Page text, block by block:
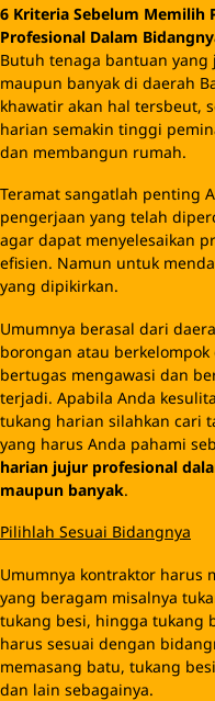
6 Kriteria Sebelum Memilih
Profesional Dalam
Butuh tenaga bantuan
maupun banyak di daerah
khawatir akan hal tersbeut,
harian semakin tinggi
dan membangun rumah.
Teramat sangatlah penting
pengerjaan yang telah
agar dapat menyelesaikan
efisien. Namun untuk
yang dipikirkan.
Umumnya berasal dari
borongan atau
bertugas mengawasi dan
terjadi. Apabila Anda
tukang harian silahkan cari
yang harus Anda pahami
harian jujur profesional
maupun banyak.
Pilihlah Sesuai Bidangnya
Umumnya kontraktor harus
yang beragam misalnya
tukang besi, hingga tukang
harus sesuai dengan
memasang batu, tukang
dan lain sebagainya.